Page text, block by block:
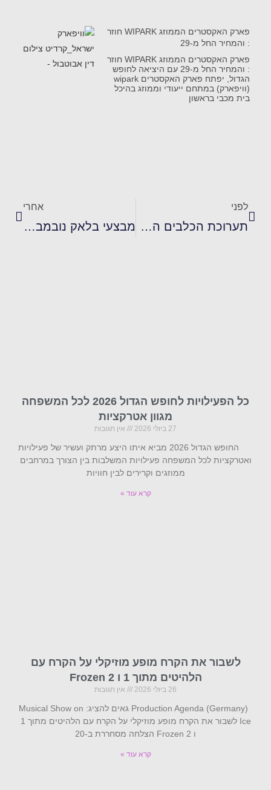
פארק האקסטרים הממוזג WIPARK חוזר
: והמחיר החל מ-29
פארק האקסטרים הממוזג WIPARK חוזר
: והמחיר החל מ-29 עם היציאה לחופש
הגדול, יפתח פארק האקסטרים wipark
(וויפארק) במתחם ייעודי וממוזג בהיכל
בית מכבי בראשון
לפני
תערוכת הכלבים הבינלאומית מגיעה לחיפה 2025
אחרי
מבצעי בלאק נובמבר 2025 בלאק פריידיי Black Friday
כל הפעילויות לחופש הגדול 2026 לכל המשפחה
מגוון אטרקציות
27 ביולי 2026 אין תגובות
החופש הגדול 2026 מביא איתו היצע מרתק ועשיר של פעילויות
ואטרקציות לכל המשפחה פעילויות המשלבות בין הצורך במרחבים
ממוזגים וקרירים לבין חוויות
קרא עוד »
לשבור את הקרח מופע מוזיקלי על הקרח עם
הלהיטים מתוך 1 ו Frozen 2
26 ביולי 2026 אין תגובות
Production Agenda (Germany) גאים להציג: Musical Show on
Ice לשבור את הקרח מופע מוזיקלי על הקרח עם הלהיטים מתוך 1
ו Frozen 2 הצלחה מסחררת ב-20
קרא עוד »